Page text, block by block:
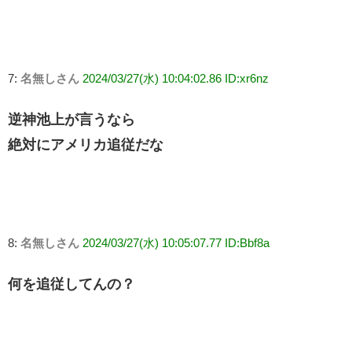
7: 名無しさん 2024/03/27(水) 10:04:02.86 ID:xr6nz
逆神池上が言うなら
絶対にアメリカ追従だな
8: 名無しさん 2024/03/27(水) 10:05:07.77 ID:Bbf8a
何を追従してんの？